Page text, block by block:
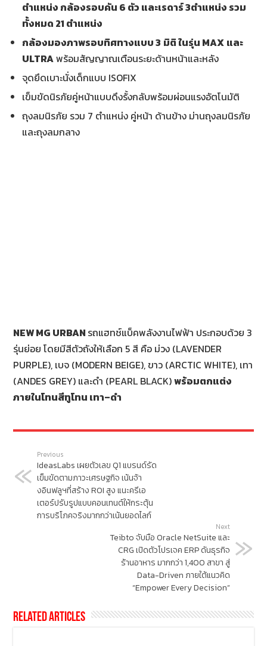
ตำแหน่ง กล้องรอบคัน 6 ตัว และเรดาร์ 3ตำแหน่ง รวม
ทั้งหมด 21 ตำแหน่ง
กล้องมองภาพรอบทิศทางแบบ3 มิติ ในรุ่น MAX และ
ULTRAพร้อมสัญญาณเตือนระยะด้านหน้าและหลัง
จุดยึดเบาะนั่งเด็กแบบ ISOFIX
เข็มขัดนิรภัยคู่หน้าแบบดึงรั้งกลับพร้อมผ่อนแรงอัตโนมัติ
ถุงลมนิรภัย รวม 7 ตำแหน่ง คู่หน้า ด้านข้าง ม่านถุงลมนิรภัย
และถุงลมกลาง
NEW MG URBAN รถแฮทช์แบ็คพลังงานไฟฟ้า ประกอบด้วย 3
รุ่นย่อย โดยมีสีตัวถังให้เลือก 5 สี คือ ม่วง (LAVENDER
PURPLE), เบจ (MODERN BEIGE), ขาว (ARCTIC WHITE), เทา
(ANDES GREY) และดำ (PEARL BLACK)พร้อมตกแต่ง
ภายในโทนสีทูโทน เทา–ดำ
Previous
IdeasLabs เผยตัวเลข Q1 แบรนด์รัด
เข็มขัดตามภาวะเศรษฐกิจ เน้นจ้า
งอินฟลูฯที่สร้าง ROI สูง แนะครีเอ
เตอร์ปรับรูปแบบคอนเทนต์ให้กระตุ้น
การบริโภคจริงมากกว่าเน้นยอดไลก์
Next
Teibto จับมือ Oracle NetSuite และ
CRG เปิดตัวโปรเจค ERP ดันธุรกิจ
ร้านอาหาร มากกว่า 1,400 สาขา สู่
Data-Driven ภายใต้แนวคิด
“Empower Every Decision”
Related Articles